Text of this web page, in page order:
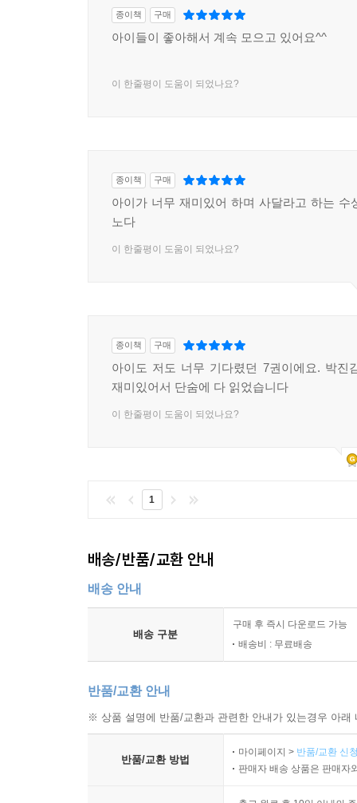
종이책 구매
아이들이 좋아해서 계속 모으고 있어요^^
이 한줄평이 도움이 되었나요?
종이책 구매
아이가 너무 재미있어 하며 사달라고 하는 수
노다
이 한줄평이 도움이 되었나요?
종이책 구매
아이도 저도 너무 기다렸던 7권이에요. 박진
재미있어서 단숨에 다 읽었습니다
이 한줄평이 도움이 되었나요?
1
배송/반품/교환 안내
배송 안내
배송 구분
구매 후 즉시 다운로드 가능
배송비 : 무료배송
반품/교환 안내
※ 상품 설명에 반품/교환과 관련한 안내가 있는경우 아
반품/교환 방법
마이페이지 > 반품/교환 신
판매자 배송 상품은 판매자